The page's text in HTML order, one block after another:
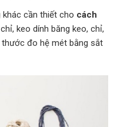
cần thiết cho cách
keo dính băng keo, chỉ,
thước đo hệ mét bằng sắt